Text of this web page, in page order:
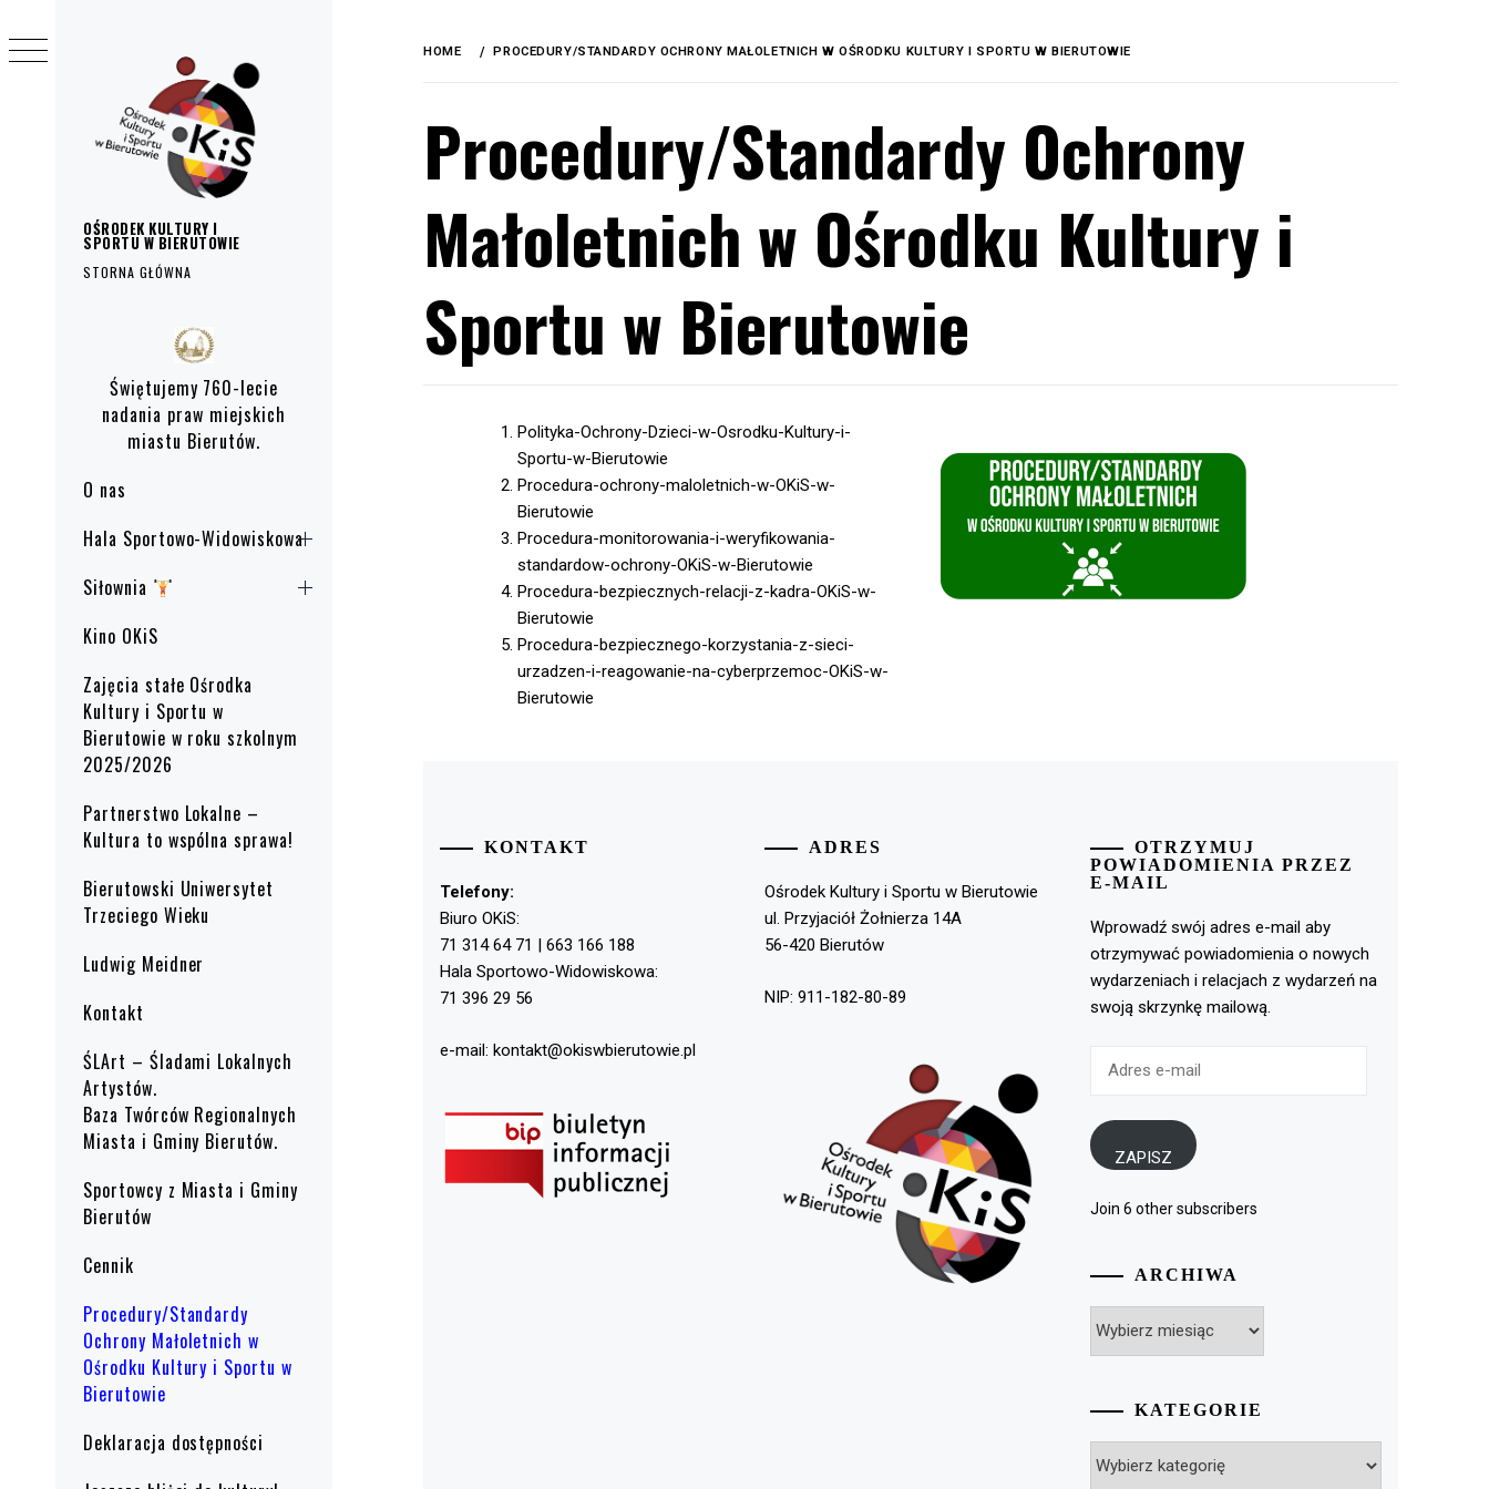
OŚRODEK KULTURY I
SPORTU W BIERUTOWIE
STORNA GŁÓWNA
Świętujemy 760-lecie
nadania praw miejskich
miastu Bierutów.
O nas
Hala Sportowo-Widowiskowa
Siłownia
Kino OKiS
Zajęcia stałe Ośrodka
Kultury i Sportu w
Bierutowie w roku szkolnym
2025/2026
Partnerstwo Lokalne –
Kultura to wspólna sprawa!
Bierutowski Uniwersytet
Trzeciego Wieku
Ludwig Meidner
Kontakt
ŚLArt – Śladami Lokalnych
Artystów.
Baza Twórców Regionalnych
Miasta i Gminy Bierutów.
Sportowcy z Miasta i Gminy
Bierutów
Cennik
Procedury/Standardy
Ochrony Małoletnich w
Ośrodku Kultury i Sportu w
Bierutowie
Deklaracja dostępności
HOME PROCEDURY/STANDARDY OCHRONY MAŁOLETNICH W OŚRODKU KULTURY I SPORTU W BIERUTOWIE
Procedury/Standardy Ochrony
Małoletnich w Ośrodku Kultury i
Sportu w Bierutowie
Polityka-Ochrony-Dzieci-w-Osrodku-Kultury-i-
Sportu-w-Bierutowie
Procedura-ochrony-maloletnich-w-OKiS-w-
Bierutowie
Procedura-monitorowania-i-weryfikowania-
standardow-ochrony-OKiS-w-Bierutowie
Procedura-bezpiecznych-relacji-z-kadra-OKiS-w-
Bierutowie
Procedura-bezpiecznego-korzystania-z-sieci-
urzadzen-i-reagowanie-na-cyberprzemoc-OKiS-w-
Bierutowie
KONTAKT
Telefony:
Biuro OKiS:
71 314 64 71 | 663 166 188
Hala Sportowo-Widowiskowa:
71 396 29 56
e-mail: kontakt@okiswbierutowie.pl
ADRES
Ośrodek Kultury i Sportu w Bierutowie
ul. Przyjaciół Żołnierza 14A
56-420 Bierutów
NIP: 911-182-80-89
OTRZYMUJ
POWIADOMIENIA PRZEZ
E-MAIL
Wprowadź swój adres e-mail aby
otrzymywać powiadomienia o nowych
wydarzeniach i relacjach z wydarzeń na
swoją skrzynkę mailową.
ZAPISZ
Join 6 other subscribers
ARCHIWA
KATEGORIE